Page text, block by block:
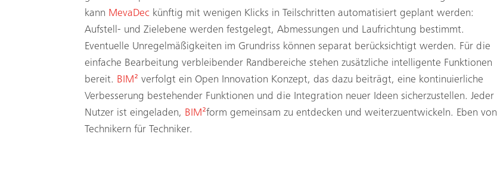
kann MevaDec künftig mit wenigen Klicks in Teilschritten automatisiert geplant werden:
Aufstell- und Zielebene werden festgelegt, Abmessungen und Laufrichtung bestimmt.
Eventuelle Unregelmäßigkeiten im Grundriss können separat berücksichtigt werden. Für die
einfache Bearbeitung verbleibender Randbereiche stehen zusätzliche intelligente Funktionen
bereit. BIM² verfolgt ein Open Innovation Konzept, das dazu beiträgt, eine kontinuierliche
Verbesserung bestehender Funktionen und die Integration neuer Ideen sicherzustellen. Jeder
Nutzer ist eingeladen, BIM²form gemeinsam zu entdecken und weiterzuentwickeln. Eben von
Technikern für Techniker.